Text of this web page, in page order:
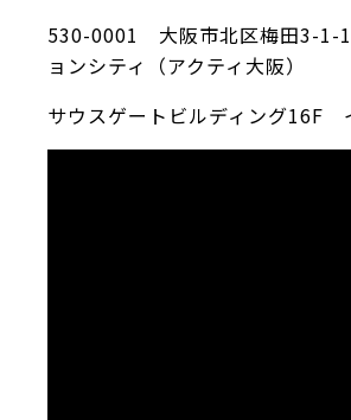
530-0001 大阪市北区梅田3-1-1
ョンシティ（アクティ大阪）
サウスゲートビルディング16F